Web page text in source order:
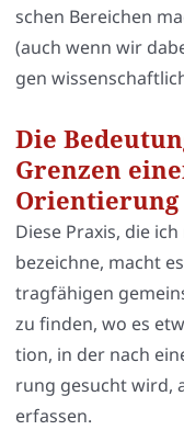
schen Berei­chen
(auch wenn wir
gen
Die
Grenzen
Orientierung
Die­se Pra­xis, die
bezeich­ne, macht
trag­fä­hi­gen
zu fin­den, wo es
ti­on, in der nach
rung gesucht wird,
erfas­sen.